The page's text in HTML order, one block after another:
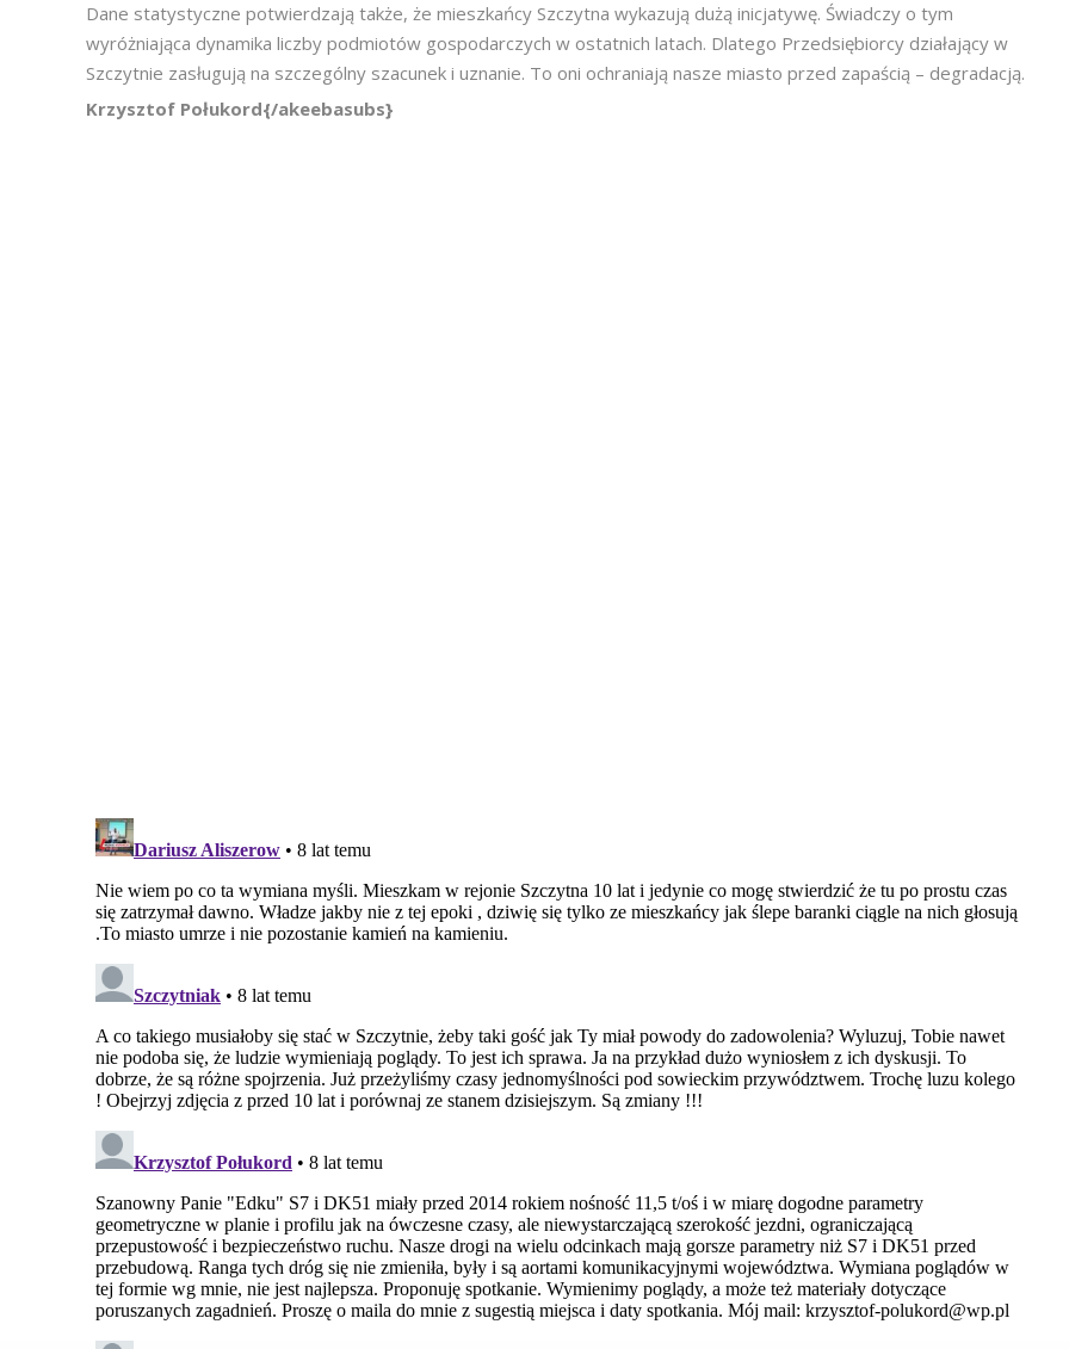
Dane statystyczne potwierdzają także, że mieszkańcy Szczytna wykazują dużą inicjatywę. Świadczy o tym
wyróżniająca dynamika liczby podmiotów gospodarczych w ostatnich latach. Dlatego Przedsiębiorcy działający w
Szczytnie zasługują na szczególny szacunek i uznanie. To oni ochraniają nasze miasto przed zapaścią – degradacją.
Krzysztof Połukord{/akeebasubs}